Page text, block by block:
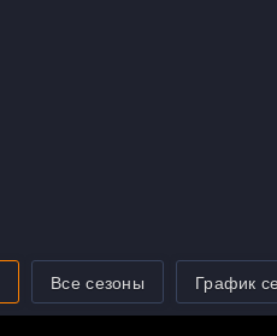
Все сезоны График